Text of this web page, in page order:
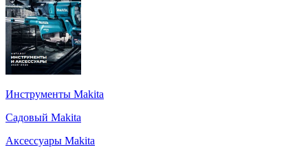
Инструменты Makita
Садовый Makita
Аксессуары Makita